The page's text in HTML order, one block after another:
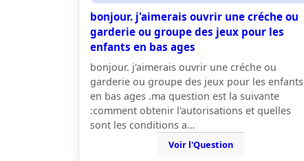
bonjour. j'aimerais ouvrir une créche ou
garderie ou groupe des jeux pour les
enfants en bas ages
bonjour. j'aimerais ouvrir une créche ou
garderie ou groupe des jeux pour les enfants
en bas ages .ma question est la suivante
:comment obtenir l'autorisations et quelles
sont les conditions a…
Voir l'Question